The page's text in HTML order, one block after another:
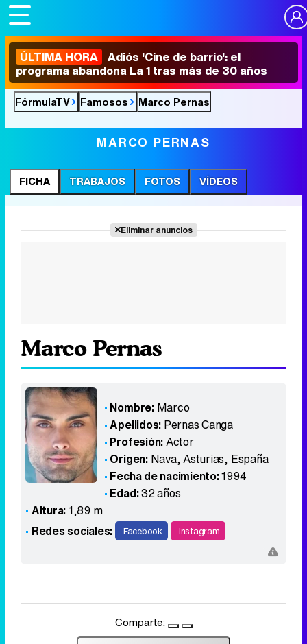
ÚLTIMA HORA Adiós 'Cine de barrio': el
programa abandona La 1 tras más de 30 años
FórmulaTV Famosos Marco Pernas
MARCO PERNAS
FICHA TRABAJOS FOTOS VÍDEOS
Eliminar anuncios
Marco Pernas
Nombre: Marco
Apellidos: Pernas Canga
Profesión:Actor
Origen: Nava, Asturias, España
Fecha de nacimiento:1994
Edad:32 años
Altura:1,89 m
Redes sociales:
Facebook Instagram
Comparte: